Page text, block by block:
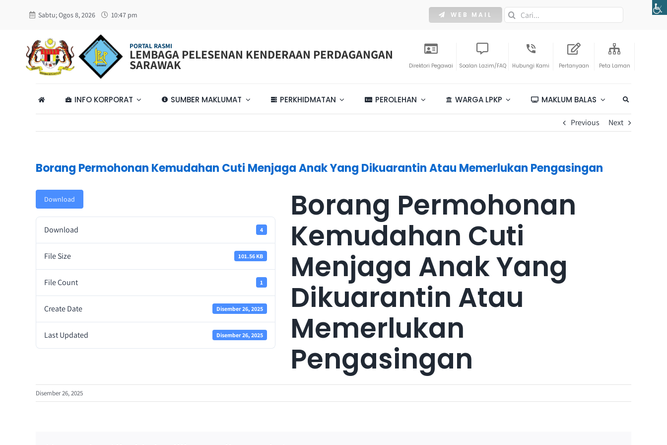
Sabtu; Ogos 8, 2026 10:47 pm WEB MAIL
Search
PORTAL RASMI
LEMBAGA PELESENAN KENDERAAN PERDAGANGAN
SARAWAK Direktori Pegawai Soalan Lazim/FAQ Hubungi Kami Pertanyaan Peta Laman
INFO KORPORAT SUMBER MAKLUMAT PERKHIDMATAN PEROLEHAN WARGA LPKP MAKLUM BALAS
Previous Next
Borang Permohonan Kemudahan Cuti Menjaga Anak Yang Dikuarantin Atau Memerlukan Pengasingan
Download
Download 4
File Size 101.56 KB
File Count 1
Create Date Disember 26, 2025
Last Updated Disember 26, 2025
Borang Permohonan
Kemudahan Cuti
Menjaga Anak Yang
Dikuarantin Atau
Memerlukan
Pengasingan
Disember 26, 2025